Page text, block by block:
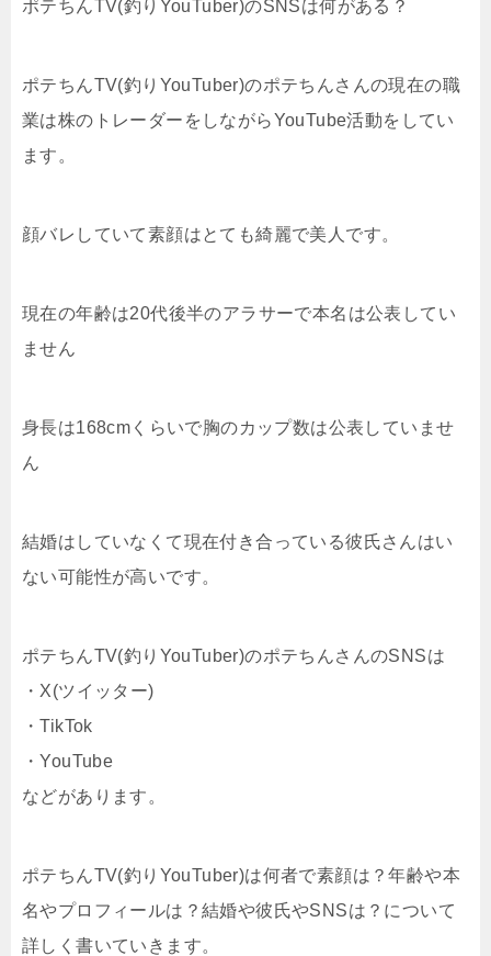
ポテちんTV(釣りYouTuber)のSNSは何がある？
ポテちんTV(釣りYouTuber)のポテちんさんの現在の職
業は株のトレーダーをしながらYouTube活動をしてい
ます。
顔バレしていて素顔はとても綺麗で美人です。
現在の年齢は20代後半のアラサーで本名は公表してい
ません
身長は168cmくらいで胸のカップ数は公表していませ
ん
結婚はしていなくて現在付き合っている彼氏さんはい
ない可能性が高いです。
ポテちんTV(釣りYouTuber)のポテちんさんのSNSは
・X(ツイッター)
・TikTok
・YouTube
などがあります。
ポテちんTV(釣りYouTuber)は何者で素顔は？年齢や本
名やプロフィールは？結婚や彼氏やSNSは？について
詳しく書いていきます。